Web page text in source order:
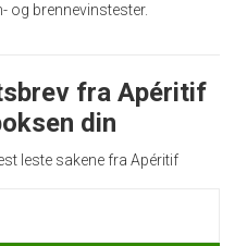
og brennevinstester.
fra Apéritif
din
leste sakene fra Apéritif